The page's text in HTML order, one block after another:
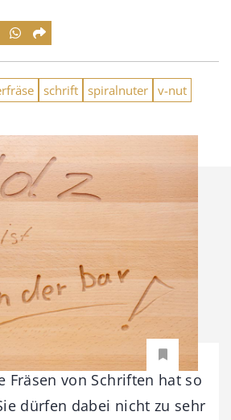
schrift spiralnuter v-nut
Fräsen von Schriften hat so
dürfen dabei nicht zu sehr